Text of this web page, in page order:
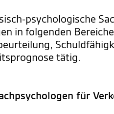
psychologische
in folgenden
tätig.
für